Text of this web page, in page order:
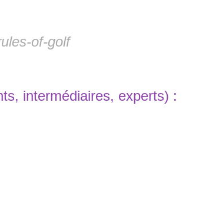
of-golf
intermédiaires, experts) :